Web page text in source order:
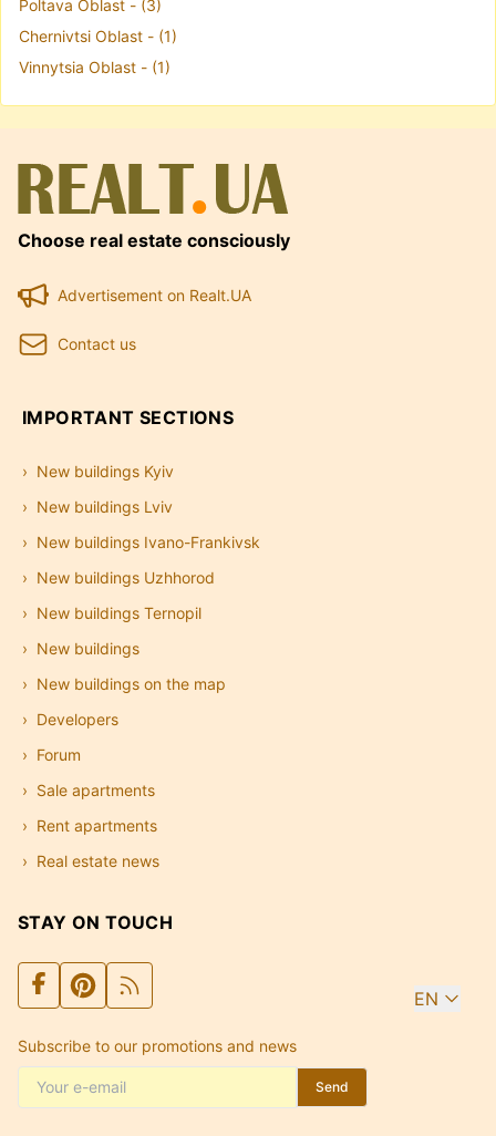
Poltava Oblast - (3)
Chernivtsi Oblast - (1)
Vinnytsia Oblast - (1)
Choose real estate consciously
Advertisement on Realt.UA
Contact us
IMPORTANT SECTIONS
New buildings Kyiv
New buildings Lviv
New buildings Ivano-Frankivsk
New buildings Uzhhorod
New buildings Ternopil
New buildings
New buildings on the map
Developers
Forum
Sale apartments
Rent apartments
Real estate news
STAY ON TOUCH
EN
Subscribe to our promotions and news
Send